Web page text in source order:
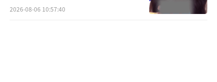
2026-08-06 10:57:40